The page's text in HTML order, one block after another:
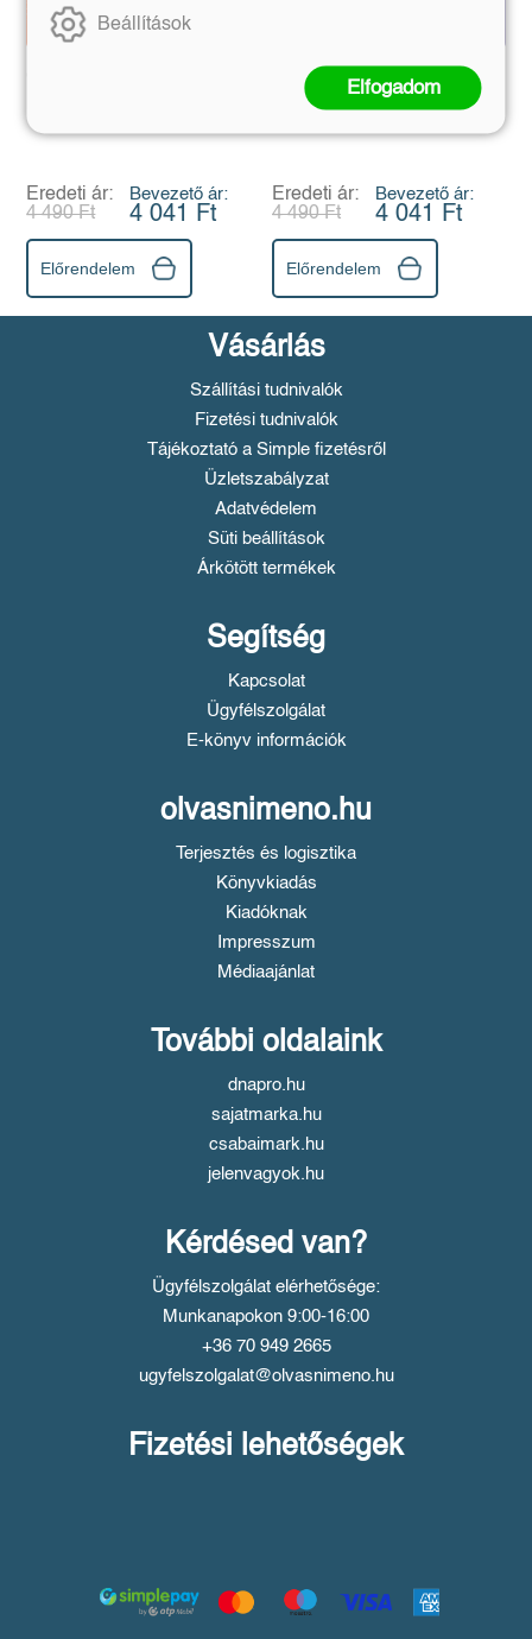
Eredeti ár:
4 490 Ft
Bevezető ár:
4 041 Ft
Előrendelem
Csillogó öltöztető
matricákkal - Shopping
Eredeti ár:
4 490 Ft
Bevezető ár:
4 041 Ft
Előrendelem
Vásárlás
Szállítási tudnivalók
Fizetési tudnivalók
Tájékoztató a Simple fizetésről
Üzletszabályzat
Adatvédelem
Süti beállítások
Árkötött termékek
Segítség
Kapcsolat
Ügyfélszolgálat
E-könyv információk
olvasnimeno.hu
Terjesztés és logisztika
Könyvkiadás
Kiadóknak
Impresszum
Médiaajánlat
További oldalaink
dnapro.hu
sajatmarka.hu
csabaimark.hu
jelenvagyok.hu
Kérdésed van?
Ügyfélszolgálat elérhetősége:
Munkanapokon 9:00-16:00
+36 70 949 2665
ugyfelszolgalat@olvasnimeno.hu
Fizetési lehetőségek
Beállítások
Elfogadom